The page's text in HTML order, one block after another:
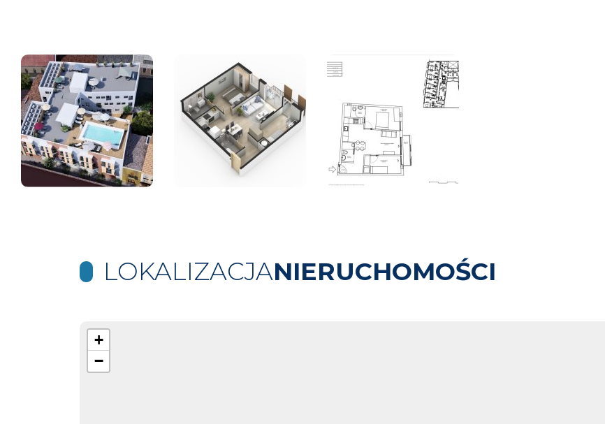
LOKALIZACJANIERUCHOMOŚCI
+
−